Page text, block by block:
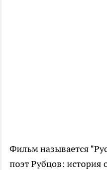
Фильм называется
поэт Рубцов: история